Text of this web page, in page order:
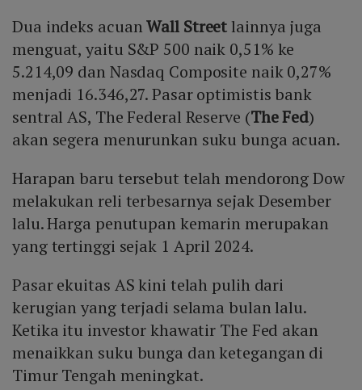
Dua indeks acuanWall Street lainnya juga
menguat, yaitu S&P 500 naik 0,51% ke
5.214,09 dan Nasdaq Composite naik 0,27%
menjadi 16.346,27. Pasar optimistis bank
sentral AS, The Federal Reserve (The Fed)
akan segera menurunkan suku bunga acuan.
Harapan baru tersebut telah mendorong Dow
melakukan reli terbesarnya sejak Desember
lalu. Harga penutupan kemarin merupakan
yang tertinggi sejak 1 April 2024.
Pasar ekuitas AS kini telah pulih dari
kerugian yang terjadi selama bulan lalu.
Ketika itu investor khawatir The Fed akan
menaikkan suku bunga dan ketegangan di
Timur Tengah meningkat.